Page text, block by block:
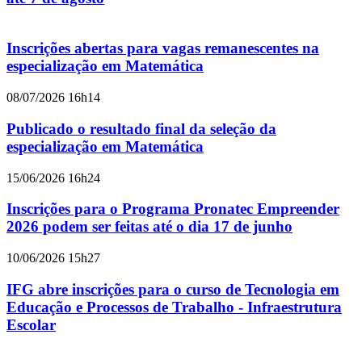
Inscrições abertas para vagas remanescentes na
especialização em Matemática
08/07/2026 16h14
Publicado o resultado final da seleção da
especialização em Matemática
15/06/2026 16h24
Inscrições para o Programa Pronatec Empreender
2026 podem ser feitas até o dia 17 de junho
10/06/2026 15h27
IFG abre inscrições para o curso de Tecnologia em
Educação e Processos de Trabalho - Infraestrutura
Escolar